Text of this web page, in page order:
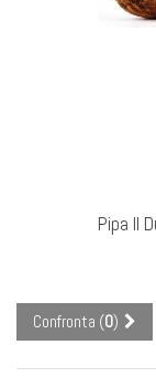
Pipa Il
Confronta (0)